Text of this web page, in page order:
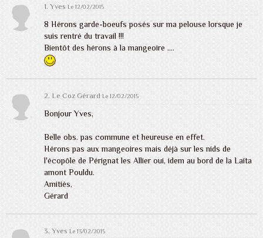
1. YvesLe 12/02/2015
8 Hérons garde-boeufs posés sur ma pelouse lorsque je
suis rentré du travail !!!
Bientôt des hérons à la mangeoire ....
2. Le Coz GérardLe 12/02/2015
Bonjour Yves,
Belle obs. pas commune et heureuse en effet.
Hérons pas aux mangeoires mais déjà sur les nids de
l'écopôle de Pérignat les Allier oui, idem au bord de la Laïta
amont Pouldu.
Amitiés,
Gérard
3. YvesLe 13/02/2015